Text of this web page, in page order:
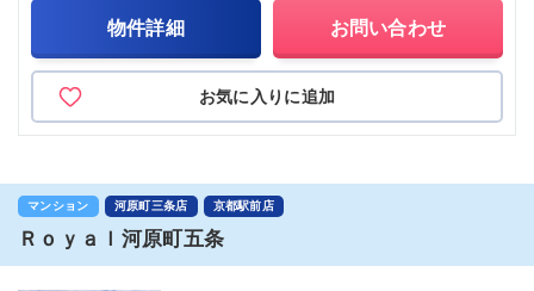
物件詳細 お問い合わせ
お気に入りに追加
マンション 河原町三条店 京都駅前店
Ｒｏｙａｌ河原町五条